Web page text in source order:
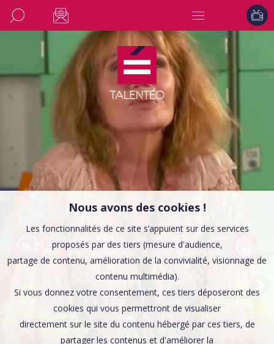
INITIATIVES
Affaires sensibles
Nous avons des cookies !
Les fonctionnalités de ce site s’appuient sur des services
proposés par des tiers (mesure d'audience,
partage de contenu, amélioration de la convivialité, visionnage de
contenu multimédia).
Si vous donnez votre consentement, ces tiers déposeront des
cookies qui vous permettront de visualiser
directement sur le site du contenu hébergé par ces tiers, de
partager les contenus et d'améliorer la